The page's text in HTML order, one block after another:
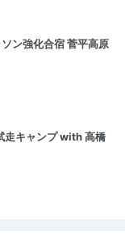
ン強化合宿 菅平高原
走キャンプ with 高橋